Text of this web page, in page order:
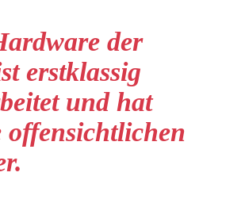
der
erstklassig
und hat
offensichtlichen